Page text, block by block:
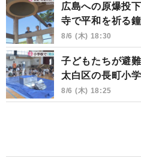
広島への原爆投
寺で平和を祈る鐘
8/6 (木) 18:30
子どもたちが避
太白区の長町小
8/6 (木) 18:25